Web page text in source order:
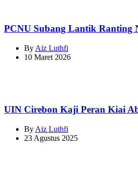
PCNU Subang Lantik Ranting
By Aiz Luthfi
10 Maret 2026
UIN Cirebon Kaji Peran Kiai
By Aiz Luthfi
23 Agustus 2025